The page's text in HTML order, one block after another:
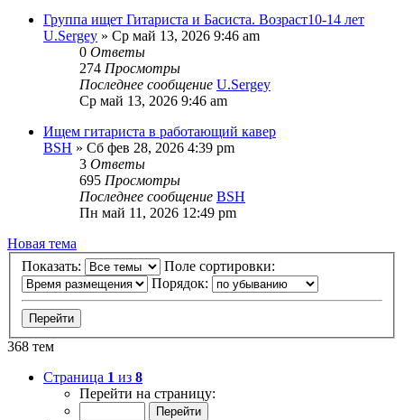
Группа ищет Гитариста и Басиста. Возраст10-14 лет
U.Sergey » Ср май 13, 2026 9:46 am
0 Ответы
274 Просмотры
Последнее сообщение U.Sergey
Ср май 13, 2026 9:46 am
Ищем гитариста в работающий кавер
BSH » Сб фев 28, 2026 4:39 pm
3 Ответы
695 Просмотры
Последнее сообщение BSH
Пн май 11, 2026 12:49 pm
Новая тема
Показать:
Поле сортировки:
Порядок:
368 тем
Страница 1 из 8
Перейти на страницу: